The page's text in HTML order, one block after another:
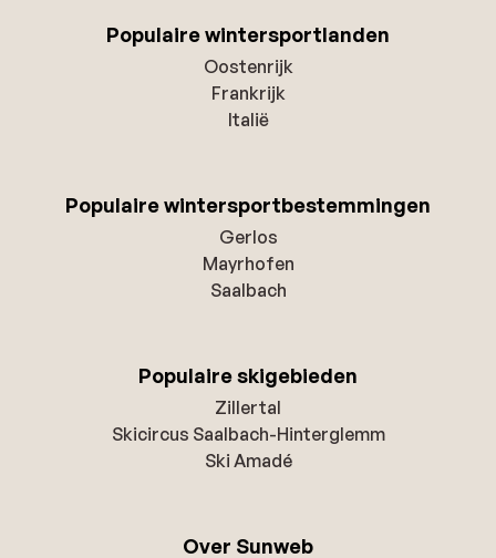
Populaire wintersportlanden
Oostenrijk
Frankrijk
Italië
Populaire wintersportbestemmingen
Gerlos
Mayrhofen
Saalbach
Populaire skigebieden
Zillertal
Skicircus Saalbach-Hinterglemm
Ski Amadé
Over Sunweb